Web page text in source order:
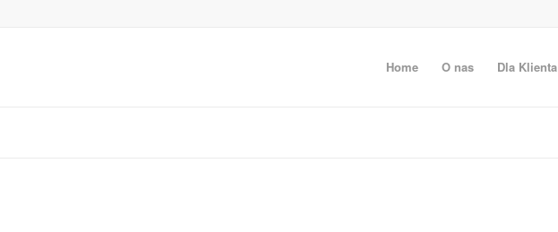
Home O nas Dla Klienta